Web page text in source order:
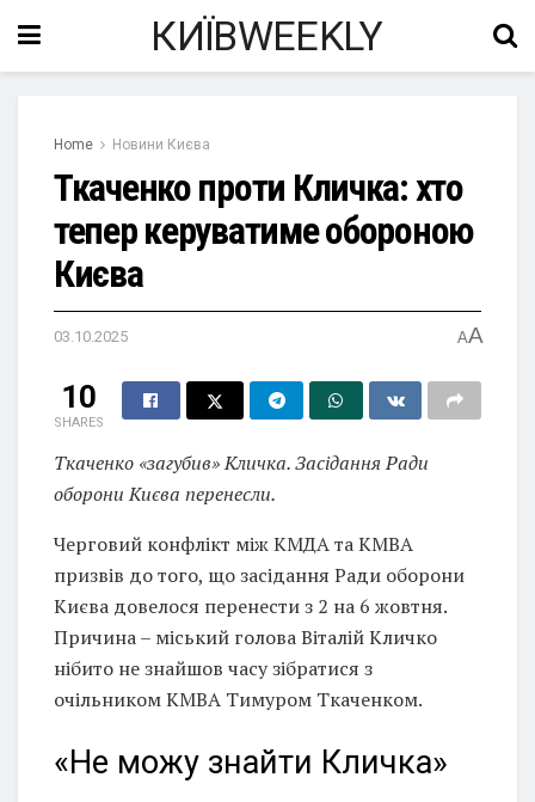
КИЇВWEEKLY
Home Новини Києва
Ткаченко проти Кличка: хто
тепер керуватиме обороною
Києва
03.10.2025 AA
10
SHARES
Ткаченко «загубив» Кличка. Засідання Ради
оборони Києва перенесли.
Черговий конфлікт між КМДА та КМВА
призвів до того, що засідання Ради оборони
Києва довелося перенести з 2 на 6 жовтня.
Причина – міський голова Віталій Кличко
нібито не знайшов часу зібратися з
очільником КМВА Тимуром Ткаченком.
«Не можу знайти Кличка»